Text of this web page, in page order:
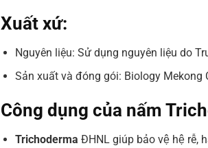
Xuất xứ:
Nguyên liệu: Sử dụng nguyên liệu do
Sản xuất và đóng gói: Biology Mekong
Công dụng của nấm
Trichoderma ĐHNL giúp bảo vệ hệ rễ,